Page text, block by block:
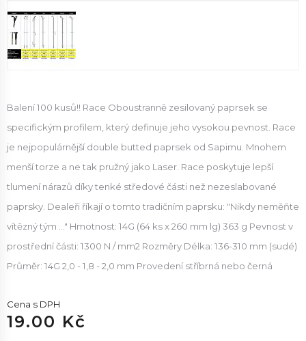
Balení 100 kusů!! Race Oboustranně zesilovaný paprsek se
specifickým profilem, který definuje jeho vysokou pevnost. Race
je nejpopulárnější double butted paprsek od Sapimu. Mnohem
menší torze a ne tak pružný jako Laser. Race poskytuje lepší
tlumení nárazů díky tenké středové části než nezeslabované
paprsky. Dealeři říkají o tomto tradičním paprsku: "Nikdy neměňte
vítězný tým ..." Hmotnost: 14G (64 ks x 260 mm lg) 363 g Pevnost v
prostřední části: 1300 N / mm2 Rozměry Délka: 136-310 mm (sudé)
Průměr: 14G 2,0 - 1,8 - 2,0 mm Provedení stříbrná nebo černá
Cena s DPH
19.00 Kč